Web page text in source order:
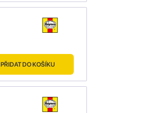
PŘIDAT DO KOŠÍKU